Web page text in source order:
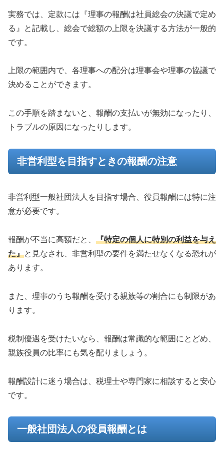
実務では、定款には『理事の報酬は社員総会の決議で定め
る』と記載し、総会で総額の上限を決議する方法が一般的
です。
上限の範囲内で、各理事への配分は理事会や理事の協議で
決めることができます。
この手順を踏まないと、報酬の支払いが無効になったり、
トラブルの原因になったりします。
非営利型を目指すときの報酬の注意
非営利型一般社団法人を目指す場合、役員報酬には特に注
意が必要です。
報酬が不当に高額だと、 『特定の個人に特別の利益を与え
た』と見なされ、非営利型の要件を満たせなくなる恐れが
あります。
また、理事のうち報酬を受ける親族等の割合にも制限があ
ります。
税制優遇を受けたいなら、報酬は常識的な範囲にとどめ、
親族役員の比率にも気を配りましょう。
報酬設計に迷う場合は、税理士や専門家に相談すると安心
です。
一般社団法人の役員報酬とは